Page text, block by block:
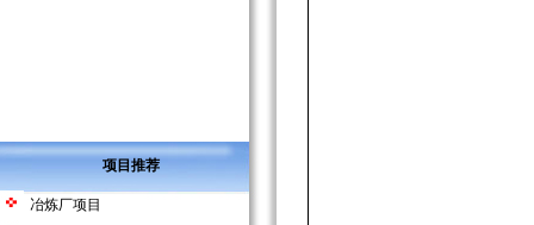
项目推荐
冶炼厂项目